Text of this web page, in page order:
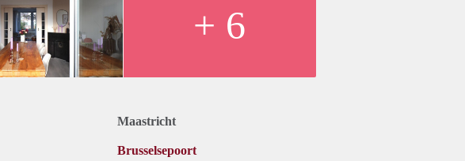
+ 6
Maastricht
Brusselsepoort